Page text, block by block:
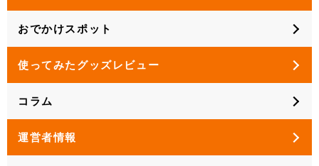
おでかけスポット
使ってみたグッズレビュー
コラム
運営者情報